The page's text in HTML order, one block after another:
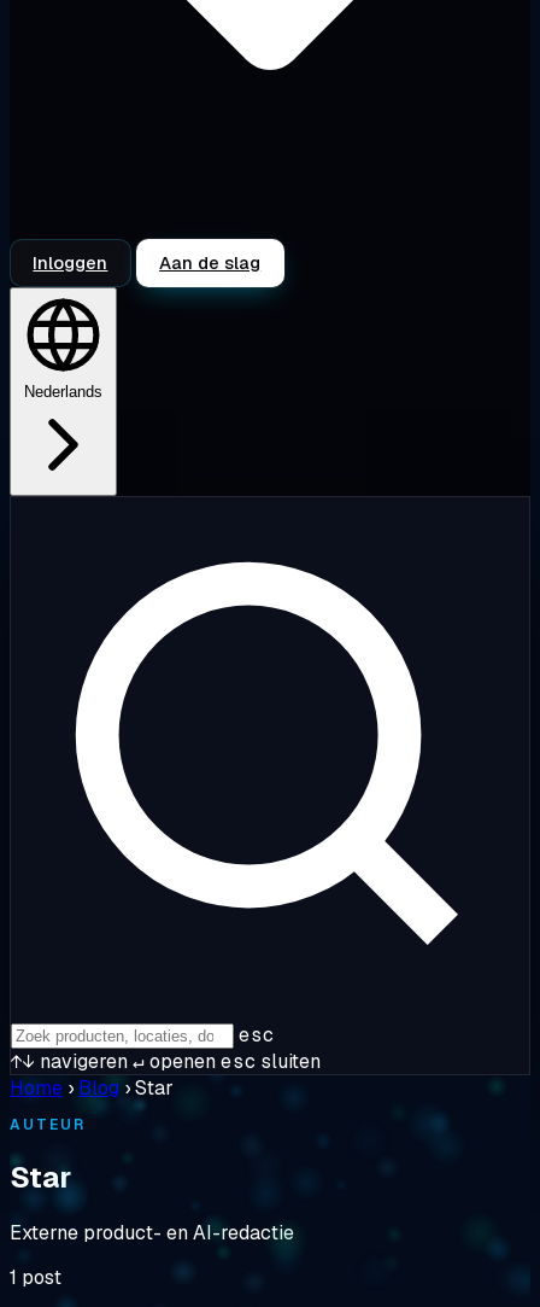
Inloggen Aan de slag
Nederlands
esc
↑↓ navigeren↵openenesc sluiten
Home › Blog ›Star
AUTEUR
Star
Externe product- en AI-redactie
1 post